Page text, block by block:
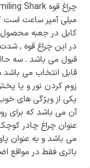
در این چراغ قوه ,
قابل انتخاب می
زوم کردن نور و یا
آن می باشد که برای
می باشد و به عنوان
باتری فقط در مواقع